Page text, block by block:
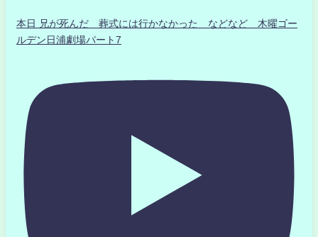
本日 兄が死んだ 葬式には行かなかった などなど 木曜ゴー
ルデン日浦劇場パート7